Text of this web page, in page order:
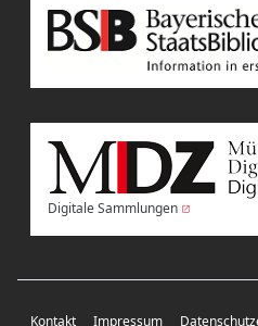
Digitale Sammlungen
Kontakt Impressum